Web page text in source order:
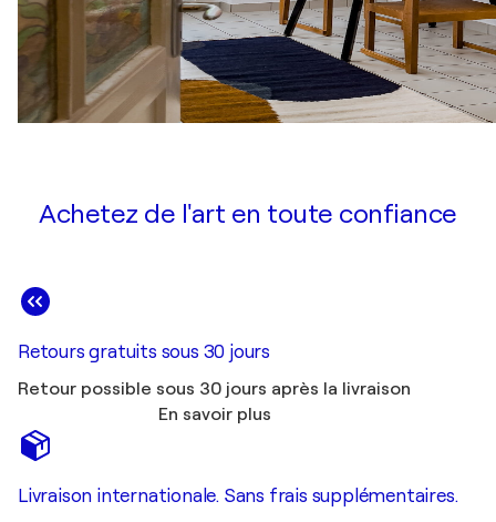
Achetez de l'art en toute confiance
Retours gratuits sous 30 jours
Retour possible sous 30 jours après la livraison
En savoir plus
Livraison internationale. Sans frais supplémentaires.